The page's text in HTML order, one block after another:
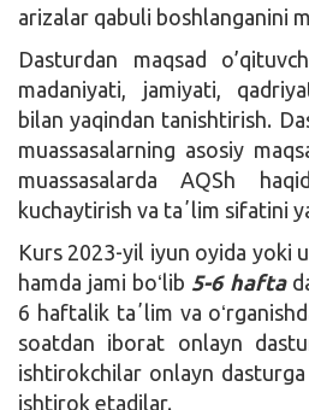
arizalar qabuli boshlanganini
Dasturdan maqsad
madaniyati, jamiyati,
bilan yaqindan tanishtirish.
muassasalarning asosiy
muassasalarda AQSh
kuchaytirish va taʼlim sifatini
Kurs 2023-yil iyun oyida yoki
hamda jami boʻlib 5-6 hafta
6 haftalik taʼlim va
soatdan iborat onlayn
ishtirokchilar onlayn
ishtirok etadilar.